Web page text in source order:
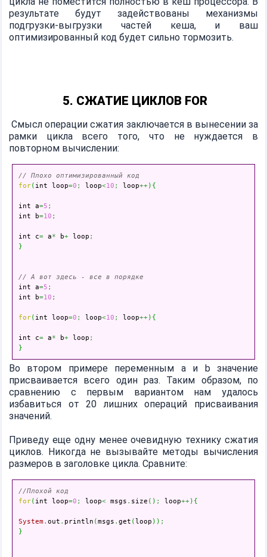
результате будут задействованы механизмы
подгрузки-выгрузки частей кеша, и ваш
оптимизированный код будет сильно тормозить.
5. СЖАТИЕ ЦИКЛОВ FOR
Смысл операции сжатия заключается в вынесении за
рамки цикла всего того, что не нуждается в
повторном вычислении:
// Плохо оптимизированный код
for( int loop=0 ; loop<10 ; loop++) {
int a=5 ;
int b=10 ;
int c= a* b+ loop ;
}
// А вот здесь - все в порядке
int a=5 ;
int b=10 ;
for( int loop=0 ; loop<10 ; loop++) {
int c= a* b+ loop ;
}
Во втором примере переменным a и b значение
присваивается всего один раз. Таким образом, по
сравнению с первым вариантом нам удалось
избавиться от 20 лишних операций присваивания
значений.
Приведу еще одну менее очевидную технику сжатия
циклов. Никогда не вызывайте методы вычисления
размеров в заголовке цикла. Сравните:
//Плохой код
for( int loop=0 ; loop< msgs . size ( ) ; loop++) {
System. out . println (msgs . get (loop ) ) ;
}